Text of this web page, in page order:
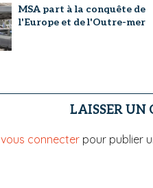
MSA part à la conquête de
l'Europe et de l'Outre-mer
LAISSER UN
vous connecter pour publier